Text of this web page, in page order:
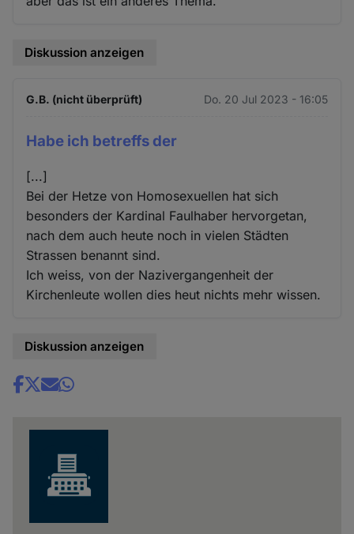
Diskussion anzeigen
G.B. (nicht überprüft) Do. 20 Jul 2023 - 16:05
Habe ich betreffs der
[...]
Bei der Hetze von Homosexuellen hat sich
besonders der Kardinal Faulhaber hervorgetan,
nach dem auch heute noch in vielen Städten
Strassen benannt sind.
Ich weiss, von der Nazivergangenheit der
Kirchenleute wollen dies heut nichts mehr wissen.
Diskussion anzeigen
Share